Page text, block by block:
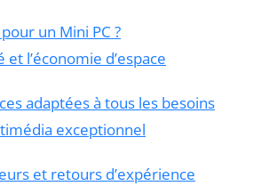
un Mini PC ?
l’économie d’espace
adaptées à tous les besoins
exceptionnel
et retours d’expérience